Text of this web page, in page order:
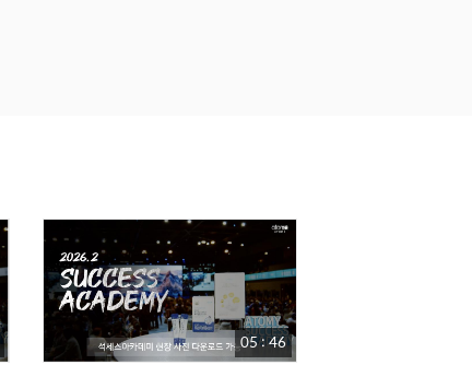
05 : 46